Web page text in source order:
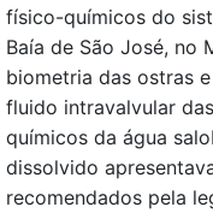
físico-químicos do
Baía de São José, no
biometria das ostras
fluido intravalvular
químicos da água
dissolvido
recomendados pela